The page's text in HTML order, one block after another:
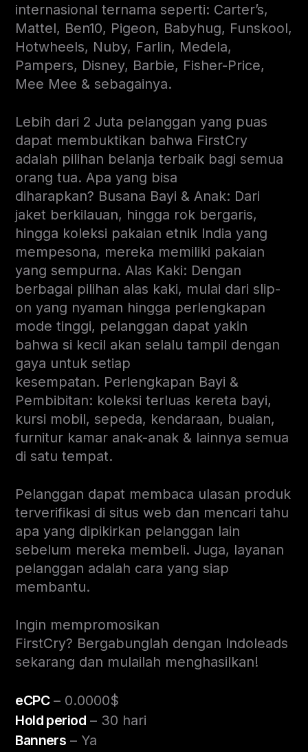
internasional ternama seperti: Carter’s,
Mattel, Ben10, Pigeon, Babyhug, Funskool,
Hotwheels, Nuby, Farlin, Medela,
Pampers, Disney, Barbie, Fisher-Price,
Mee Mee & sebagainya.
Lebih dari 2 Juta pelanggan yang puas
dapat membuktikan bahwa FirstCry
adalah pilihan belanja terbaik bagi semua
orang tua. Apa yang bisa
diharapkan? Busana Bayi & Anak: Dari
jaket berkilauan, hingga rok bergaris,
hingga koleksi pakaian etnik India yang
mempesona, mereka memiliki pakaian
yang sempurna. Alas Kaki: Dengan
berbagai pilihan alas kaki, mulai dari slip-
on yang nyaman hingga perlengkapan
mode tinggi, pelanggan dapat yakin
bahwa si kecil akan selalu tampil dengan
gaya untuk setiap
kesempatan. Perlengkapan Bayi &
Pembibitan: koleksi terluas kereta bayi,
kursi mobil, sepeda, kendaraan, buaian,
furnitur kamar anak-anak & lainnya semua
di satu tempat.
Pelanggan dapat membaca ulasan produk
terverifikasi di situs web dan mencari tahu
apa yang dipikirkan pelanggan lain
sebelum mereka membeli. Juga, layanan
pelanggan adalah cara yang siap
membantu.
Ingin mempromosikan
FirstCry? Bergabunglah dengan Indoleads
sekarang dan mulailah menghasilkan!
eCPC– 0.0000$
Hold period– 30 hari
Banners – Ya